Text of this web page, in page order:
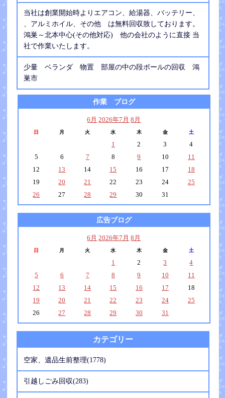
当社は創業開始時よりエアコン、給湯器、バッテリー、
、アルミホイル、その他 は無料回収致しております。
鴻巣～北本中心(その他対応) 他の会社のように直接 当
社で作業いたします。
少量 ベランダ 物置 部屋の中の段ボールの回収 鴻
巣市
作業 ブログ
6月 2026年7月 8月
日 月 火 水 木 金 土
1 2 3
4
5
6 7 8 9 10
11
12
13 14 15 16 17
18
19
20 21 22 23 24
25
26
27 28 29 30 31
広告ブログ
6月 2026年7月 8月
日 月 火 水 木 金 土
1 2 3
4
5
6 7 8 9 10
11
12
13 14 15 16 17
18
19
20 21 22 23 24
25
26
27 28 29 30 31
カテゴリー
空家、遺品生前整理(1778)
引越しごみ回収(283)